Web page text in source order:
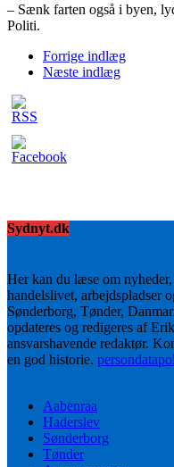
– Sænk farten også i byen,
Politi.
Forrige indlæg
Næste indlæg
Sydnyt.dk
Her kan du læse om
handelslivet, arbejdspladser
Sønderborg, Tønder,
opdateres og redigeres af
ansvarshavende redaktør.
en god historie.
Aabenraa
Haderslev
Sønderborg
Tønder